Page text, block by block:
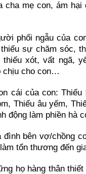
cha mẹ con, ám
phối ngẫu của
sự chăm sóc,
xót, vất ngã,
chịu cho con…
cái của con:
Thiếu âu yếm,
động làm phiền hà
bên vợ/chồng
tổn thương đến
họ hàng thân